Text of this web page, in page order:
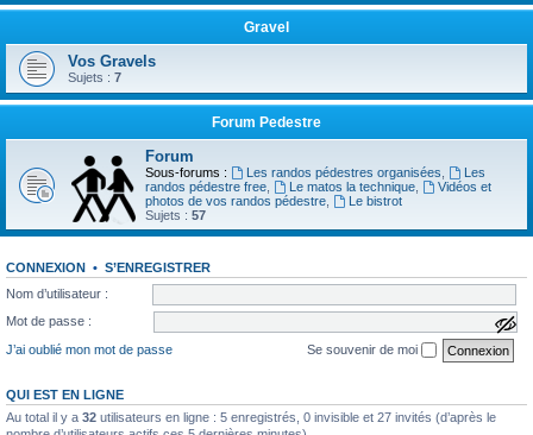
Gravel
Vos Gravels
Sujets : 7
Forum Pedestre
Forum
Sous-forums : Les randos pédestres organisées
Les
randos pédestre free
Le matos la technique,
Vidéos et
photos de vos randos pédestre
Le bistrot
Sujets : 57
CONNEXION • S’ENREGISTRER
Nom d’utilisateur :
Mot de passe :
a
f
f
h
J’ai oublié mon mot de passe Se souvenir de moi
QUI EST EN LIGNE
Au total il y a 32 utilisateurs en ligne : 5 enregistrés, 0 invisible et 27 invités (d’après le